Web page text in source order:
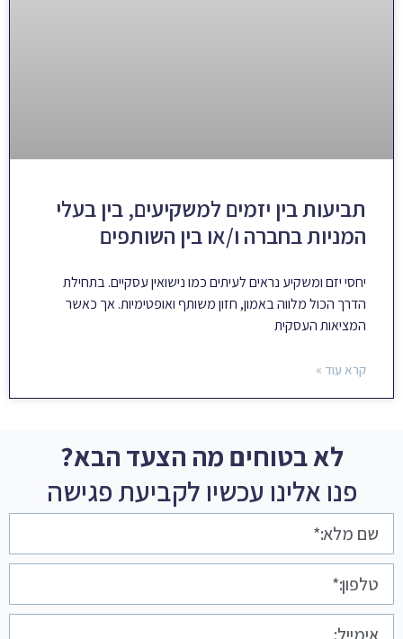
תביעות בין יזמים למשקיעים, בין בעלי
המניות בחברה ו/או בין השותפים
יחסי יזם ומשקיע נראים לעיתים כמו נישואין עסקיים. בתחילת
הדרך הכול מלווה באמון, חזון משותף ואופטימיות. אך כאשר
המציאות העסקית
קרא עוד »
לא בטוחים מה הצעד הבא?
פנו אלינו עכשיו לקביעת פגישה